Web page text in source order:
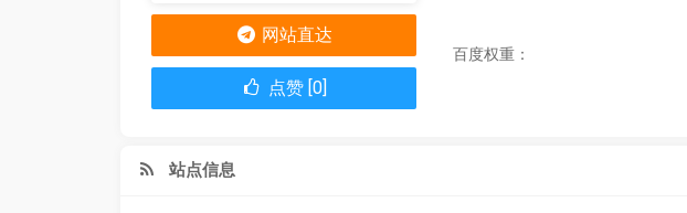
百度权重：
网站直达
点赞 [0]
站点信息